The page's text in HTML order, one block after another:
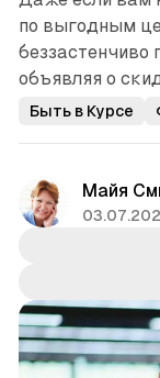
по выгодным
беззастенчиво
объявляя о
Быть в Курсе
Майя